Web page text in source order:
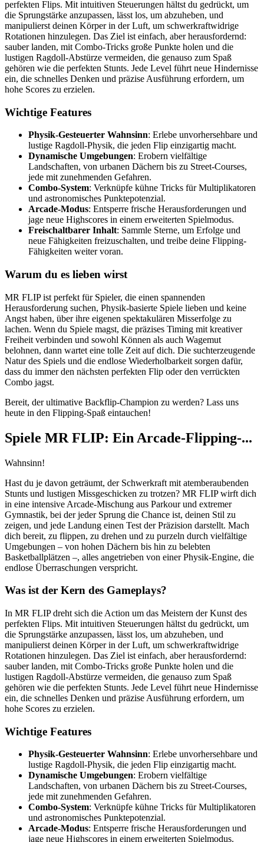
perfekten Flips. Mit intuitiven Steuerungen hältst du gedrückt, um
die Sprungstärke anzupassen, lässt los, um abzuheben, und
manipulierst deinen Körper in der Luft, um schwerkraftwidrige
Rotationen hinzulegen. Das Ziel ist einfach, aber herausfordernd:
sauber landen, mit Combo-Tricks große Punkte holen und die
lustigen Ragdoll-Abstürze vermeiden, die genauso zum Spaß
gehören wie die perfekten Stunts. Jede Level führt neue Hindernisse
ein, die schnelles Denken und präzise Ausführung erfordern, um
hohe Scores zu erzielen.
Wichtige Features
Physik-Gesteuerter Wahnsinn: Erlebe unvorhersehbare und
lustige Ragdoll-Physik, die jeden Flip einzigartig macht.
Dynamische Umgebungen: Erobern vielfältige
Landschaften, von urbanen Dächern bis zu Street-Courses,
jede mit zunehmenden Gefahren.
Combo-System: Verknüpfe kühne Tricks für Multiplikatoren
und astronomisches Punktepotenzial.
Arcade-Modus: Entsperre frische Herausforderungen und
jage neue Highscores in einem erweiterten Spielmodus.
Freischaltbarer Inhalt: Sammle Sterne, um Erfolge und
neue Fähigkeiten freizuschalten, und treibe deine Flipping-
Fähigkeiten weiter voran.
Warum du es lieben wirst
MR FLIP ist perfekt für Spieler, die einen spannenden
Herausforderung suchen, Physik-basierte Spiele lieben und keine
Angst haben, über ihre eigenen spektakulären Misserfolge zu
lachen. Wenn du Spiele magst, die präzises Timing mit kreativer
Freiheit verbinden und sowohl Können als auch Wagemut
belohnen, dann wartet eine tolle Zeit auf dich. Die suchterzeugende
Natur des Spiels und die endlose Wiederholbarkeit sorgen dafür,
dass du immer den nächsten perfekten Flip oder den verrückten
Combo jagst.
Bereit, der ultimative Backflip-Champion zu werden? Lass uns
heute in den Flipping-Spaß eintauchen!
Spiele MR FLIP: Ein Arcade-Flipping-...
Wahnsinn!
Hast du je davon geträumt, der Schwerkraft mit atemberaubenden
Stunts und lustigen Missgeschicken zu trotzen? MR FLIP wirft dich
in eine intensive Arcade-Mischung aus Parkour und extremer
Gymnastik, bei der jeder Sprung die Chance ist, deinen Stil zu
zeigen, und jede Landung einen Test der Präzision darstellt. Mach
dich bereit, zu flippen, zu drehen und zu purzeln durch vielfältige
Umgebungen – von hohen Dächern bis hin zu belebten
Basketballplätzen –, alles angetrieben von einer Physik-Engine, die
endlose Überraschungen verspricht.
Was ist der Kern des Gameplays?
In MR FLIP dreht sich die Action um das Meistern der Kunst des
perfekten Flips. Mit intuitiven Steuerungen hältst du gedrückt, um
die Sprungstärke anzupassen, lässt los, um abzuheben, und
manipulierst deinen Körper in der Luft, um schwerkraftwidrige
Rotationen hinzulegen. Das Ziel ist einfach, aber herausfordernd:
sauber landen, mit Combo-Tricks große Punkte holen und die
lustigen Ragdoll-Abstürze vermeiden, die genauso zum Spaß
gehören wie die perfekten Stunts. Jede Level führt neue Hindernisse
ein, die schnelles Denken und präzise Ausführung erfordern, um
hohe Scores zu erzielen.
Wichtige Features
Physik-Gesteuerter Wahnsinn: Erlebe unvorhersehbare und
lustige Ragdoll-Physik, die jeden Flip einzigartig macht.
Dynamische Umgebungen: Erobern vielfältige
Landschaften, von urbanen Dächern bis zu Street-Courses,
jede mit zunehmenden Gefahren.
Combo-System: Verknüpfe kühne Tricks für Multiplikatoren
und astronomisches Punktepotenzial.
Arcade-Modus: Entsperre frische Herausforderungen und
jage neue Highscores in einem erweiterten Spielmodus.